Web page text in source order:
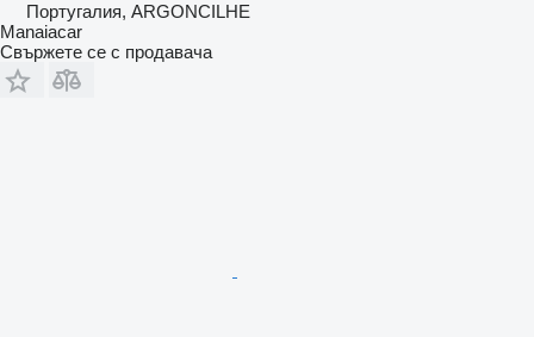
Португалия, ARGONCILHE
Manaiacar
Свържете се с продавача